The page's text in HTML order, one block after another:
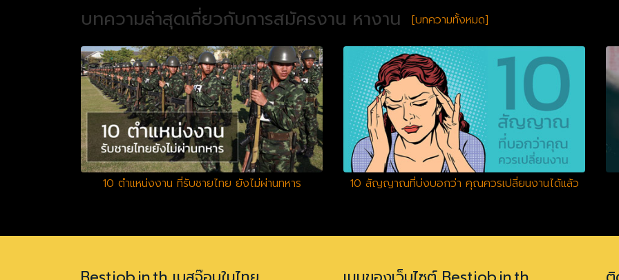
บทความล่าสุดเกี่ยวกับการสมัครงาน หางาน [บทความทั้งหมด]
10 ตำแหน่งงาน ที่รับชายไทย ยังไม่ผ่านทหาร 10 สัญญาณที่บ่งบอกว่า คุณควรเปลี่ยนงานได้แล้ว